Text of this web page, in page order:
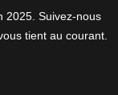
2025. Suivez-nous
tient au courant.